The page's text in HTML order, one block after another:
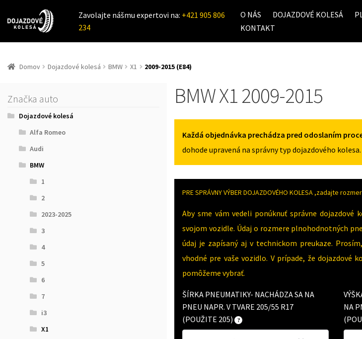
Zavolajte nášmu expertovi na: +421 905 806
234
O NÁS DOJAZDOVÉ KOLESÁ
KONTAKT
Domov Dojazdové kolesá BMW X1 2009-2015 (E84)
Značka auto
Dojazdové kolesá
Alfa Romeo
Audi
BMW
1
2
2023-2025
3
4
5
6
7
i3
X1
BMW X1 2009-2015
Každá objednávka prechádza pred odoslaním
dohode upravená na správny typ dojazdového kolesa.
PRE SPRÁVNY VÝBER DOJAZDOVÉHO KOLESA ,zadajte
Aby sme vám vedeli ponúknuť správne
svojom vozidle. Údaj o rozmere plnohodnotných
údaj je zapísaný aj v technickom preukaze.
vhodné pre vaše vozidlo. V prípade, že
pomôžeme vybrať.
ŠÍRKA PNEUMATIKY- NACHÁDZA SA NA
PNEU NAPR. V TVARE 205/55 R17
(POUŽITE 205)
NA